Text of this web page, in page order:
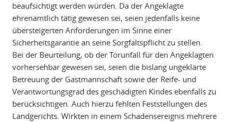
beaufsichtigt werden würden. Da der Angeklagte
ehrenamtlich tätig gewesen sei, seien jedenfalls keine
übersteigerten Anforderungen im Sinne einer
Sicherheitsgarantie an seine Sorgfaltspflicht zu stellen.
Bei der Beurteilung, ob der Torunfall für den Angeklagten
vorhersehbar gewesen sei, seien die bislang ungeklärte
Betreuung der Gastmannschaft sowie der Reife- und
Verantwortungsgrad des geschädigten Kindes ebenfalls zu
berücksichtigen. Auch hierzu fehlten Feststellungen des
Landgerichts. Wirkten in einem Schadensereignis mehrere